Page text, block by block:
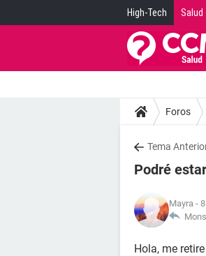
High-Tech Salud
Foros
Tema
Podré
Mayra -
Hola, me